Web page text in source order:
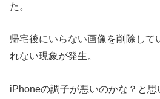
た。
帰宅後にいらない画像を削除して
れない現象が発生。
iPhoneの調子が悪いのかな？と思